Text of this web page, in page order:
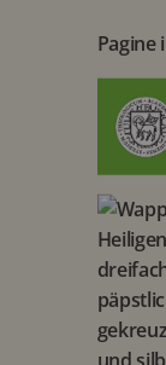
Pagine